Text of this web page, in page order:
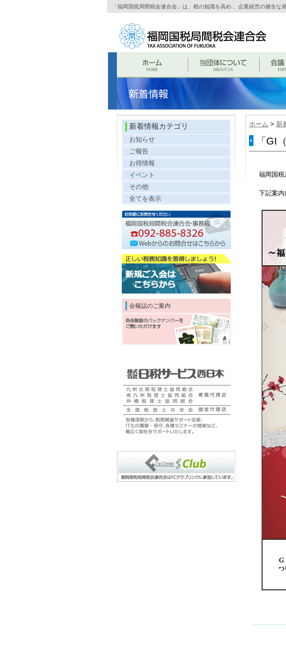
「福岡国税局間税会連合会」は、税の知識を高め 、企業経営の健全な
ホーム > 新
「GI
福岡国税
下記案内
新着情報カテゴリ
お知らせ
ご報告
お得情報
イベント
その他
全てを表示
会報誌のご案内